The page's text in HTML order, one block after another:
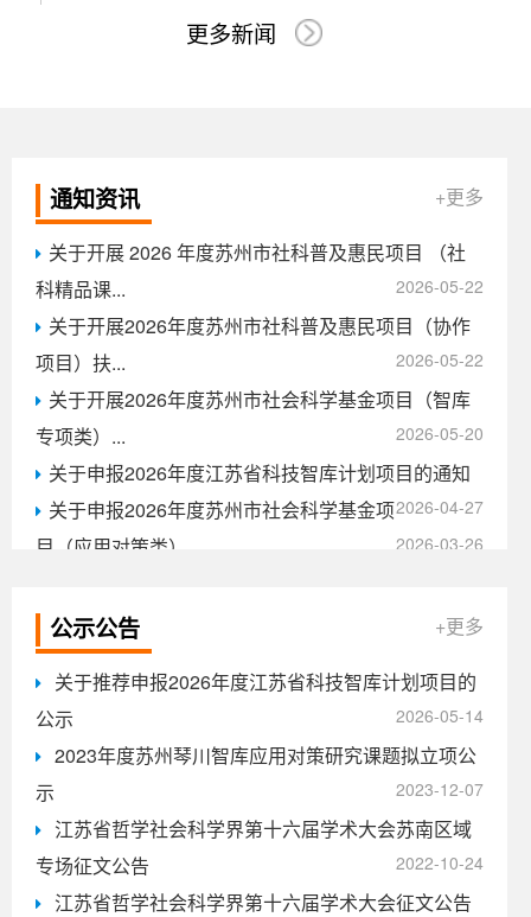
更多新闻
+更多
通知资讯
关于开展 2026 年度苏州市社科普及惠民项目 （社
科精品课...
2026-05-22
关于开展2026年度苏州市社科普及惠民项目（协作
项目）扶...
2026-05-22
关于开展2026年度苏州市社会科学基金项目（智库
专项类）...
2026-05-20
关于申报2026年度江苏省科技智库计划项目的通知
2026-04-27
关于申报2026年度苏州市社会科学基金项
目（应用对策类）...
2026-03-26
的通知
2025-11-20
关于做好2024年度苏州琴川智库应用对策研究课题
结项工作...
2024-11-24
关于申报2024年度江苏省社科应用研究精品工程地
方志专项...
2024-11-05
+更多
公示公告
关于推荐申报2026年度江苏省科技智库计划项目的
公示
2026-05-14
2023年度苏州琴川智库应用对策研究课题拟立项公
示
2023-12-07
江苏省哲学社会科学界第十六届学术大会苏南区域
专场征文公告
2022-10-24
江苏省哲学社会科学界第十六届学术大会征文公告